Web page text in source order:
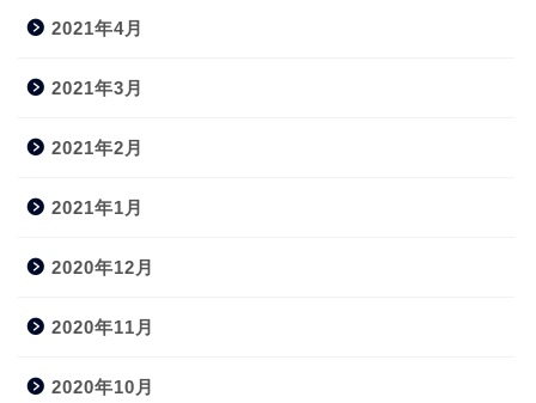
2021年4月
2021年3月
2021年2月
2021年1月
2020年12月
2020年11月
2020年10月